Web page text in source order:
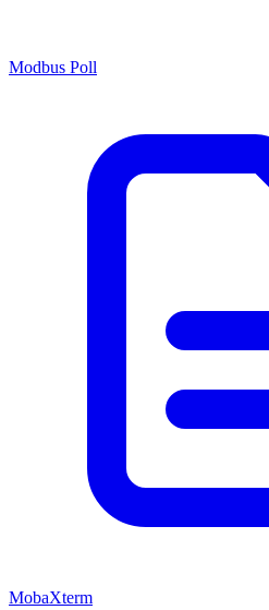
Modbus Poll
MobaXterm